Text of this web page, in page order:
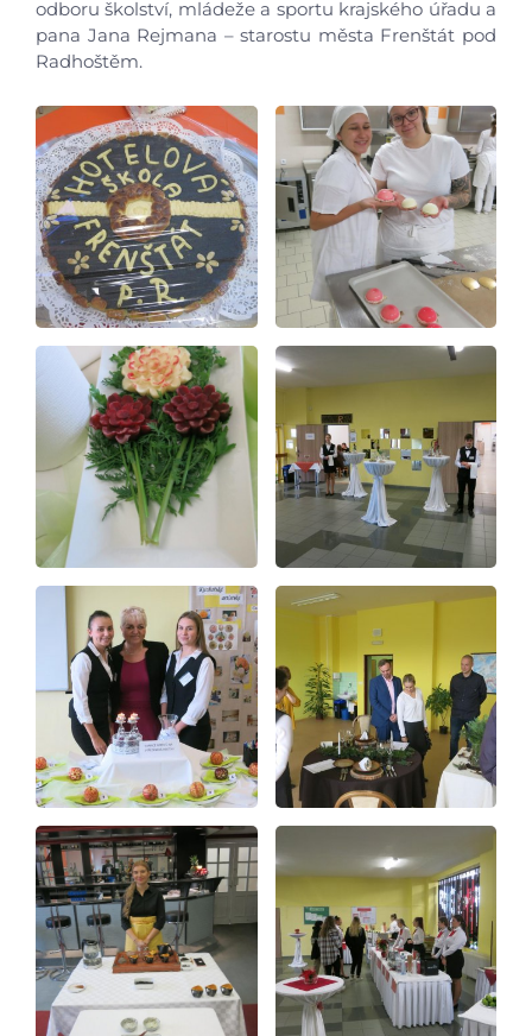
Úvod
Aktuálně
Škola
Studium
Projekty
Foto
Video a audio
Virtuální prohlídka
Kontakty
odboru školství, mládeže a sportu krajského úřadu a
pana Jana Rejmana – starostu města Frenštát pod
Radhoštěm.